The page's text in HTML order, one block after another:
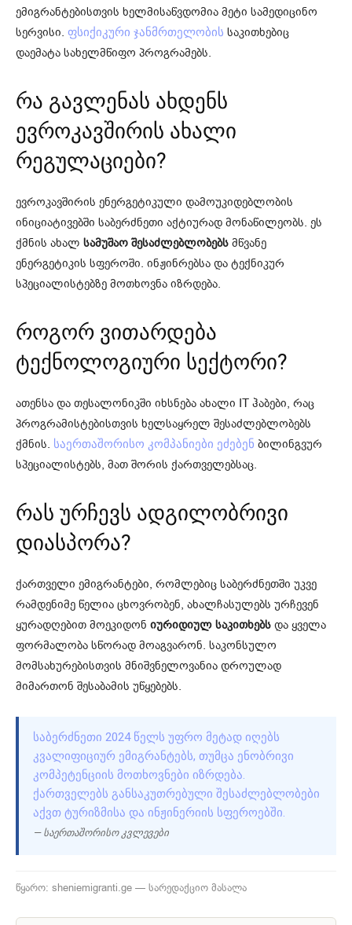
ემიგრანტებისთვის ხელმისაწვდომია მეტი სამედიცინო
სერვისი. ფსიქიკური ჯანმრთელობის საკითხებიც
დაემატა სახელმწიფო პროგრამებს.
რა გავლენას ახდენს
ევროკავშირის ახალი
რეგულაციები?
ევროკავშირის ენერგეტიკული დამოუკიდებლობის
ინიციატივებში საბერძნეთი აქტიურად მონაწილეობს. ეს
ქმნის ახალ სამუშაო შესაძლებლობებს მწვანე
ენერგეტიკის სფეროში. ინჟინრებსა და ტექნიკურ
სპეციალისტებზე მოთხოვნა იზრდება.
როგორ ვითარდება
ტექნოლოგიური სექტორი?
ათენსა და თესალონიკში იხსნება ახალი IT ჰაბები, რაც
პროგრამისტებისთვის ხელსაყრელ შესაძლებლობებს
ქმნის. საერთაშორისო კომპანიები ეძებენ ბილინგვურ
სპეციალისტებს, მათ შორის ქართველებსაც.
რას ურჩევს ადგილობრივი
დიასპორა?
ქართველი ემიგრანტები, რომლებიც საბერძნეთში უკვე
რამდენიმე წელია ცხოვრობენ, ახალჩასულებს ურჩევენ
ყურადღებით მოეკიდონ იურიდიულ საკითხებს და ყველა
ფორმალობა სწორად მოაგვარონ. საკონსულო
მომსახურებისთვის მნიშვნელოვანია დროულად
მიმართონ შესაბამის უწყებებს.
ᲡᲐᲑᲔᲠᲫᲜᲔᲗᲘ 2024 ᲬᲔᲚᲡ ᲣᲤᲠᲝ ᲛᲔᲢᲐᲓ ᲘᲦᲔᲑᲡ
ᲙᲕᲐᲚᲘᲤᲘᲪᲘᲣᲠ ᲔᲛᲘᲒᲠᲐᲜᲢᲔᲑᲡ, ᲗᲣᲛᲪᲐ ᲔᲜᲝᲑᲠᲘᲕᲘ
ᲙᲝᲛᲞᲔᲢᲔᲜᲪᲘᲘᲡ ᲛᲝᲗᲮᲝᲕᲜᲔᲑᲘ ᲘᲖᲠᲓᲔᲑᲐ.
ᲥᲐᲠᲗᲕᲔᲚᲔᲑᲡ ᲒᲐᲜᲡᲐᲙᲣᲗᲠᲔᲑᲣᲚᲘ ᲨᲔᲡᲐᲫᲚᲔᲑᲚᲝᲑᲔᲑᲘ
ᲐᲥᲕᲗ ᲢᲣᲠᲘᲖᲛᲘᲡᲐ ᲓᲐ ᲘᲜᲟᲘᲜᲔᲠᲘᲘᲡ ᲡᲤᲔᲠᲝᲔᲑᲨᲘ.
— საერთაშორისო კვლევები
წყარო: sheniemigranti.ge — სარედაქციო მასალა